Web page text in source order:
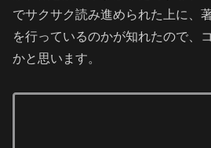
でサクサク読み進められた上に、
を行っているのかが知れたので、
かと思います。